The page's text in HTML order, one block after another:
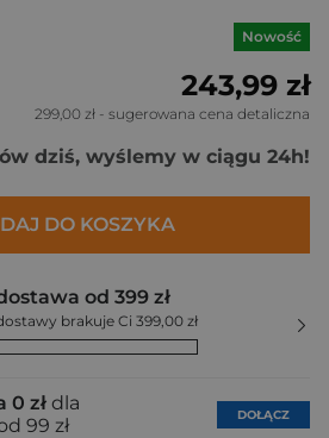
Nowość
243,99 zł
299,00 zł - sugerowana cena detaliczna
dziś, wyślemy w ciągu 24h!
DO KOSZYKA
od 399 zł
brakuje Ci 399,00 zł
0 zł dla
99 zł
DOŁĄCZ